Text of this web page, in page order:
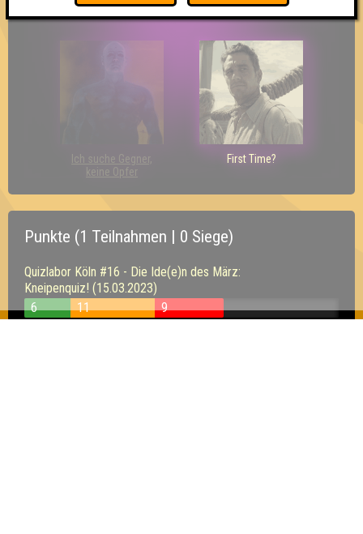
Ich suche Gegner,
keine Opfer
First Time?
Punkte (1 Teilnahmen | 0 Siege)
Quizlabor Köln #16 - Die Ide(e)n des März:
Kneipenquiz! (15.03.2023)
6
11 9